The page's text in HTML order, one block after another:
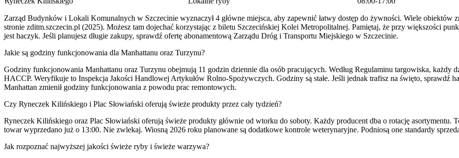
Zarząd Budynków i Lokali Komunalnych w Szczecinie wyznaczył 4 główne miejsca, aby zapewnić łatwy dostęp do żywności. Wiele obiektów
stronie zditm.szczecin.pl (2025). Możesz tam dojechać korzystając z biletu Szczecińskiej Kolei Metropolitalnej. Pamiętaj, że przy większości
jest haczyk. Jeśli planujesz długie zakupy, sprawdź ofertę abonamentową Zarządu Dróg i Transportu Miejskiego w Szczecinie.
Jakie są godziny funkcjonowania dla Manhattanu oraz Turzynu?
Godziny funkcjonowania Manhattanu oraz Turzynu obejmują 11 godzin dziennie dla osób pracujących. Według Regulaminu targowiska, każdy
HACCP. Weryfikuje to Inspekcja Jakości Handlowej Artykułów Rolno-Spożywczych. Godziny są stałe. Jeśli jednak trafisz na święto, sprawdź
Manhattan zmienił godziny funkcjonowania z powodu prac remontowych.
Czy Ryneczek Kilińskiego i Plac Słowiański oferują świeże produkty przez cały tydzień?
Ryneczek Kilińskiego oraz Plac Słowiański oferują świeże produkty głównie od wtorku do soboty. Każdy producent dba o rotację asortymentu.
towar wyprzedano już o 13:00. Nie zwlekaj. Wiosną 2026 roku planowane są dodatkowe kontrole weterynaryjne. Podniosą one standardy
Jak rozpoznać najwyższej jakości świeże ryby i świeże warzywa?